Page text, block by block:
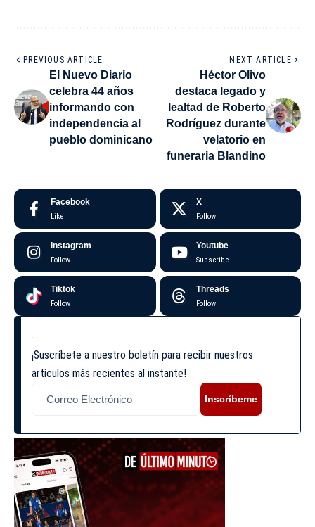
PREVIOUS ARTICLE
El Nuevo Diario
celebra 44 años
informando con
independencia al
pueblo dominicano
NEXT ARTICLE
Héctor Olivo
destaca legado y
lealtad de Roberto
Rodríguez durante
velatorio en
funeraria Blandino
Facebook
Like
X
Follow
Instagram
Follow
Youtube
Subscribe
Tiktok
Follow
Threads
Follow
¡Suscríbete a nuestro boletín para recibir nuestros
artículos más recientes al instante!
Inscríbeme